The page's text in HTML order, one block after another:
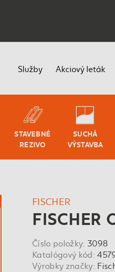
Služby Akciový leták
STAVEBNÉ
REZIVO
SUCHÁ
VÝSTAVBA
FISCHER
FISCHER
Číslo položky: 3098
Katalógový kód:
Výrobky značky: